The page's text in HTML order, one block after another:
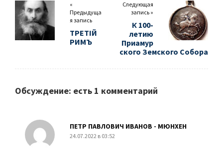
«
Предыдуща
я запись
ТРЕТІЙ
РИМЪ
Следующая
запись »
К 100-
летию
Приамур
ского Земского Собора
Обсуждение: есть 1 комментарий
ПЕТР ПАВЛОВИЧ ИВАНОВ - МЮНХЕН
24.07.2022 в 03:52